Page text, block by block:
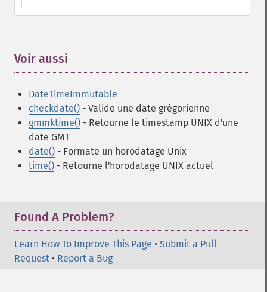
Voir aussi
DateTimeImmutable
checkdate() - Valide une date grégorienne
gmmktime() - Retourne le timestamp UNIX d'une
date GMT
date() - Formate un horodatage Unix
time() - Retourne l'horodatage UNIX actuel
Found A Problem?
Learn How To Improve This Page • Submit a Pull
Request • Report a Bug